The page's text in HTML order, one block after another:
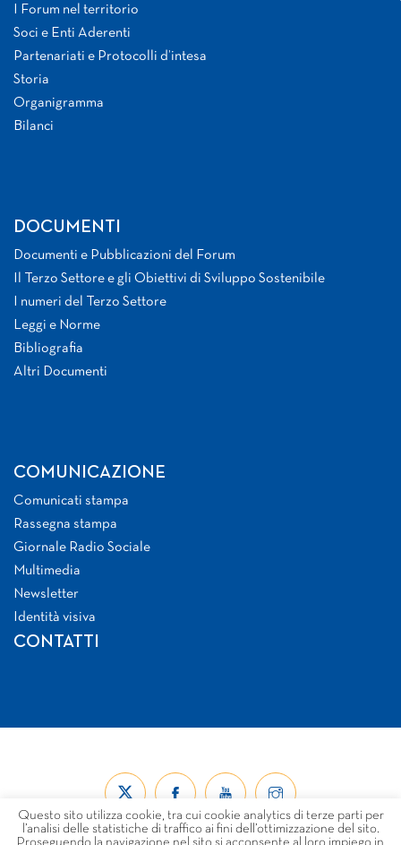
I Forum nel territorio
Soci e Enti Aderenti
Partenariati e Protocolli d’intesa
Storia
Organigramma
Bilanci
DOCUMENTI
Documenti e Pubblicazioni del Forum
Il Terzo Settore e gli Obiettivi di Sviluppo Sostenibile
I numeri del Terzo Settore
Leggi e Norme
Bibliografia
Altri Documenti
COMUNICAZIONE
Comunicati stampa
Rassegna stampa
Giornale Radio Sociale
Multimedia
Newsletter
Identità visiva
CONTATTI
Questo sito utilizza cookie, tra cui cookie analytics di terze parti per
l’analisi delle statistiche di traffico ai fini dell’ottimizzazione del sito.